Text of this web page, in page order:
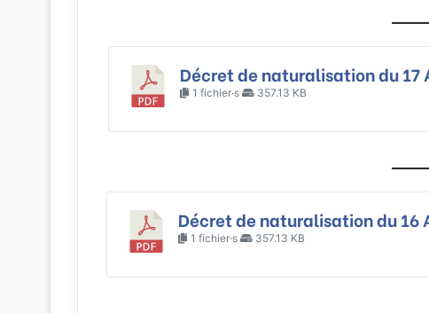
Décret de naturalisation du 17
1 fichier·s 357.13 KB
Décret de naturalisation du 16
1 fichier·s 357.13 KB